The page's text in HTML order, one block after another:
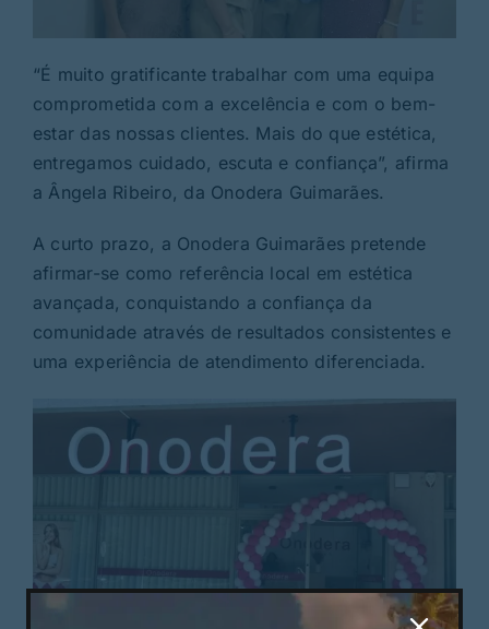
“É muito gratificante trabalhar com uma equipa
comprometida com a excelência e com o bem-
estar das nossas clientes. Mais do que estética,
entregamos cuidado, escuta e confiança”, afirma
a Ângela Ribeiro, da Onodera Guimarães.
A curto prazo, a Onodera Guimarães pretende
afirmar-se como referência local em estética
avançada, conquistando a confiança da
comunidade através de resultados consistentes e
uma experiência de atendimento diferenciada.